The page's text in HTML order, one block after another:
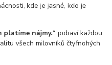
kde je jasné, kdo je
platíme nájmy.“pobaví každou
všech milovníků čtyřnohých